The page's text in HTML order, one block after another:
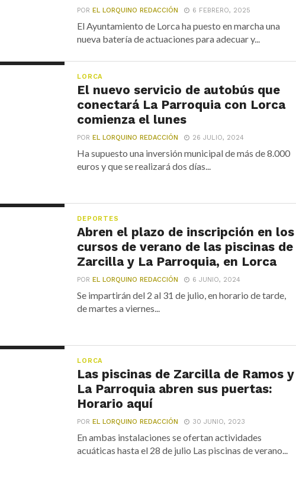
POREL LORQUINO REDACCIÓN 6 FEBRERO, 2025
El Ayuntamiento de Lorca ha puesto en marcha una
nueva batería de actuaciones para adecuar y...
LORCA
El nuevo servicio de autobús que
conectará La Parroquia con Lorca
comienza el lunes
POREL LORQUINO REDACCIÓN 26 JULIO, 2024
Ha supuesto una inversión municipal de más de 8.000
euros y que se realizará dos días...
DEPORTES
Abren el plazo de inscripción en los
cursos de verano de las piscinas de
Zarcilla y La Parroquia, en Lorca
POREL LORQUINO REDACCIÓN 6 JUNIO, 2024
Se impartirán del 2 al 31 de julio, en horario de tarde,
de martes a viernes...
LORCA
Las piscinas de Zarcilla de Ramos y
La Parroquia abren sus puertas:
Horario aquí
POREL LORQUINO REDACCIÓN 30 JUNIO, 2023
En ambas instalaciones se ofertan actividades
acuáticas hasta el 28 de julio Las piscinas de verano...